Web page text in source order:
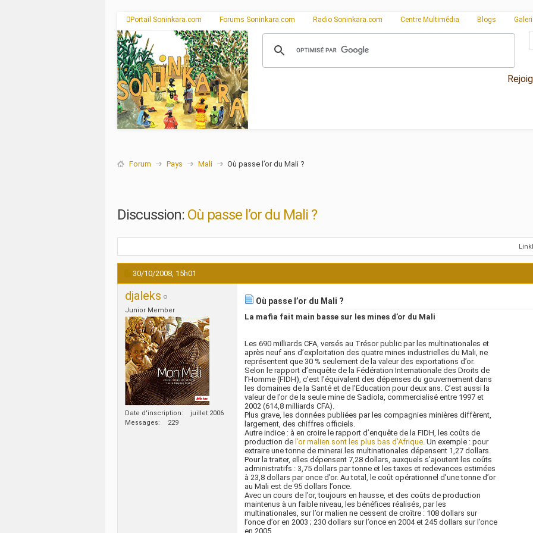
Portail Soninkara.com Forums Soninkara.com Radio Soninkara.com Centre Multimédia Blogs
Forum Pays Mali Où passe l’or du Mali ?
Discussion: Où passe l’or du Mali ?
30/10/2008, 15h01
djaleks
Junior Member
Date d'inscription
juillet 2006
Messages
229
Où passe l’or du Mali ?
La mafia fait main basse sur les mines d’or du Mali
Les 690 milliards CFA, versés au Trésor public par les multinationales et
après neuf ans d’exploitation des quatre mines industrielles du Mali, ne
représentent que 30 % seulement de la valeur des exportations d’or.
Selon le rapport d’enquête de la Fédération Internationale des Droits de
l’Homme (FIDH), c’est l’équivalent des dépenses du gouvernement dans
les domaines de la Santé et de l’Education pour deux ans. C’est aussi la
valeur de l’or de la seule mine de Sadiola, commercialisé entre 1997 et
2002 (614,8 milliards CFA).
Plus grave, les données publiées par les compagnies minières diffèrent,
largement, des chiffres officiels.
Autre indice : à en croire le rapport d’enquête de la FIDH, les coûts de
production de l’or malien sont les plus bas d’Afrique. Un exemple : pour
extraire une tonne de minerai les multinationales dépensent 1,27 dollars.
Pour la traiter, elles dépensent 7,28 dollars, auxquels s’ajoutent les coûts
administratifs : 3,75 dollars par tonne et les taxes et redevances estimées
à 23,8 dollars par once d’or. Au total, le coût opérationnel d’une tonne d’or
au Mali est de 95 dollars l’once.
Avec un cours de l’or, toujours en hausse, et des coûts de production
maintenus à un faible niveau, les bénéfices réalisés, par les
multinationales, sur l’or malien ne cessent de croître : 108 dollars sur
l’once d’or en 2003 ; 230 dollars sur l’once en 2004 et 245 dollars sur l’once
en 2005.